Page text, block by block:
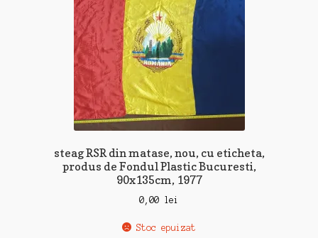
steag RSR din matase, nou, cu eticheta,
produs de Fondul Plastic Bucuresti,
90x135cm, 1977
0,00 lei
Stoc epuizat